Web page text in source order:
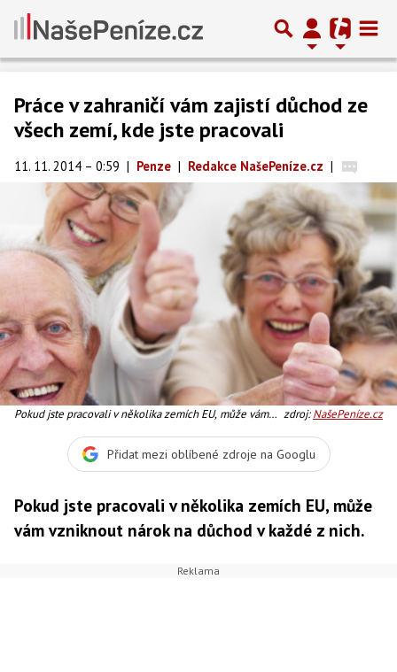
Práce v zahraničí vám zajistí důchod ze
všech zemí, kde jste pracovali
11. 11. 2014 – 0:59 | Penze | Redakce NašePeníze.cz |
Pokud jste pracovali v několika zemích EU, může vám
Zdroj: Oficiální stránky Evropské komise
zdroj:NašePeníze.cz
Přidat mezi oblíbené zdroje na Googlu
Pokud jste pracovali v několika zemích EU, může
vám vzniknout nárok na důchod v každé z nich.